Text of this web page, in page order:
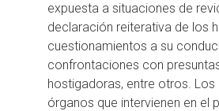
expuesta a situaciones de
declaración reiterativa de los
cuestionamientos a su
confrontaciones con
hostigadoras, entre otros.
órganos que intervienen en el